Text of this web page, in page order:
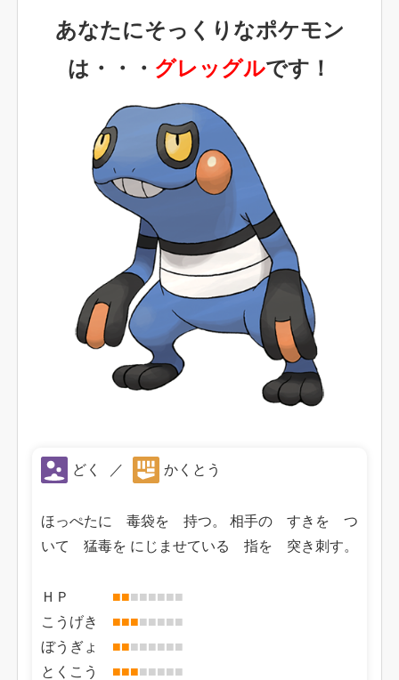
あなたにそっくりなポケモン
は・・・ グレッグルです！
どく ／ かくとう
ほっぺたに 毒袋を 持つ。 相手の すきを つ
いて 猛毒を にじませている 指を 突き刺す。
ＨＰ ■■■■■■■■
こうげき ■■■■■■■■
ぼうぎょ ■■■■■■■■
とくこう ■■■■■■■■